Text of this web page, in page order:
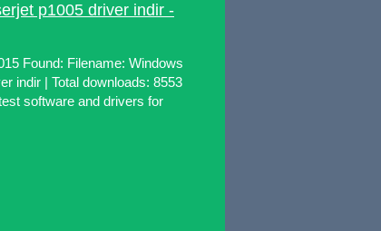
p1005 driver indir -
Found: Filename: Windows
indir | Total downloads: 8553
software and drivers for